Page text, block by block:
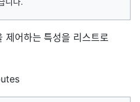
어하는 특성을 리스트로